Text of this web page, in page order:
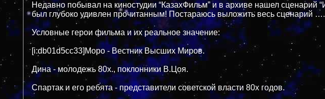
Недавно побывал на киностудии “КазахФильм” и в архиве нашел сценарий
был глубоко удивлен прочитанным! Постараюсь выложить весь сценарий
Условные герои фильма и их реальное значение:
[i:db01d5cc33]Моро - Вестник Высших Миров.
Дина - молодежь 80х., поклонники В.Цоя.
Спартак и его ребята - представители советской власти 80х годов.